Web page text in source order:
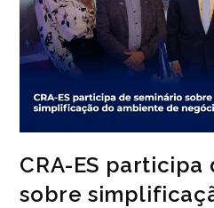
CRA-ES participa
sobre